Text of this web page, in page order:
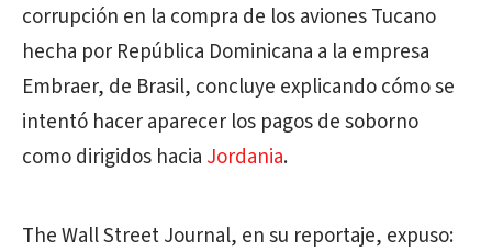
corrupción en la compra de los aviones Tucano
hecha por República Dominicana a la empresa
Embraer, de Brasil, concluye explicando cómo se
intentó hacer aparecer los pagos de soborno
como dirigidos hacia Jordania.
The Wall Street Journal, en su reportaje, expuso: